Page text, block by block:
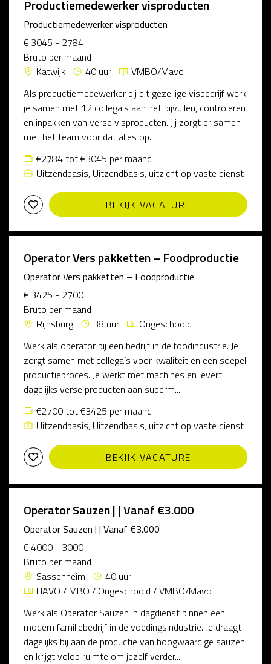
Productiemedewerker visproducten
Productiemedewerker visproducten
€ 3045 - 2784
Bruto per maand
Katwijk
40 uur
VMBO/Mavo
Als productiemedewerker bij dit gezellige visbedrijf werk
je samen met 12 collega's aan het bijvullen, controleren
en inpakken van verse visproducten. Jij zorgt er samen
met het team voor dat alles op...
€2784 tot €3045 per maand
Uitzendbasis, Uitzendbasis, uitzicht op vaste dienst
BEKIJK VACATURE
Operator Vers pakketten – Foodproductie
Operator Vers pakketten – Foodproductie
€ 3425 - 2700
Bruto per maand
Rijnsburg
38 uur
Ongeschoold
Werk als operator bij een bedrijf in de foodindustrie. Je
zorgt samen met collega’s voor kwaliteit en een soepel
productieproces. Je werkt met machines en levert
dagelijks verse producten aan superm...
€2700 tot €3425 per maand
Uitzendbasis, Uitzendbasis, uitzicht op vaste dienst
BEKIJK VACATURE
Operator Sauzen | | Vanaf €3.000
Operator Sauzen | | Vanaf €3.000
€ 4000 - 3000
Bruto per maand
Sassenheim
40 uur
HAVO / MBO / Ongeschoold / VMBO/Mavo
Werk als Operator Sauzen in dagdienst binnen een
modern familiebedrijf in de voedingsindustrie. Je draagt
dagelijks bij aan de productie van hoogwaardige sauzen
en krijgt volop ruimte om jezelf verder...